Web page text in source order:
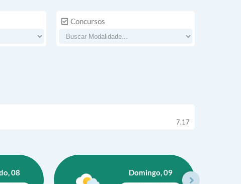
Concursos
7,17
08 Domingo, 09